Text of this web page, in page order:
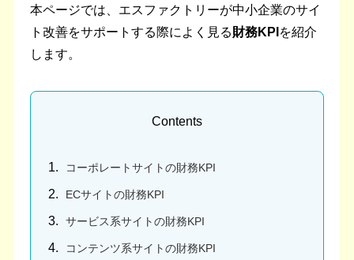
本ページでは、エスファクトリーが中小企業のサイ
ト改善をサポートする際によく見る財務KPI を紹介
します。
Contents
コーポレートサイトの財務KPI
ECサイトの財務KPI
サービス系サイトの財務KPI
コンテンツ系サイトの財務KPI